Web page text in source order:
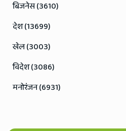
बिजनेस (3610)
देश (13699)
खेल (3003)
विदेश (3086)
मनोरंजन (6931)